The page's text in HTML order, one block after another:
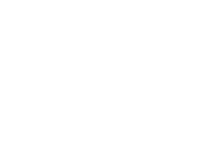
respektive 45km/h
aber auch für